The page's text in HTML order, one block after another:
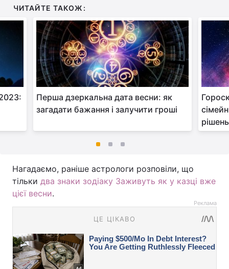
ЧИТАЙТЕ ТАКОЖ:
Перша дзеркальна дата весни: як
загадати бажання і залучити гроші
рішень
Нагадаємо, раніше астрологи розповіли, що
тільки два знаки зодіаку Заживуть як у казці вже
цієї весни.
Реклама